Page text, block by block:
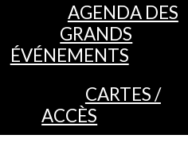
AGENDA DES
GRANDS
ÉVÉNEMENTS
CARTES /
ACCÈS
Office de